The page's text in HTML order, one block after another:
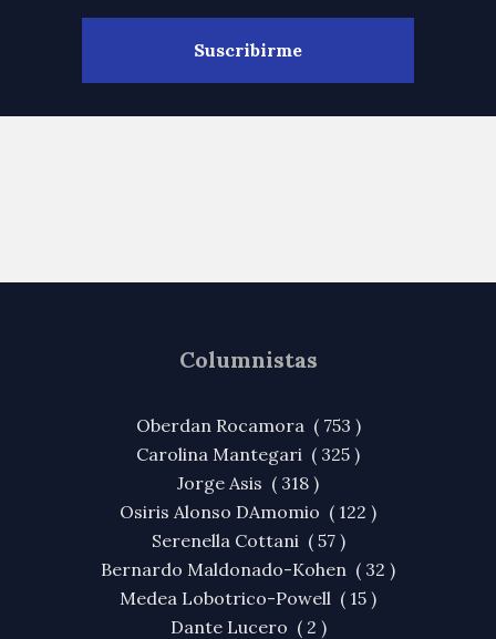
Columnistas
Oberdan Rocamora ( 753 )
Carolina Mantegari ( 325 )
Jorge Asis ( 318 )
Osiris Alonso DAmomio ( 122 )
Serenella Cottani ( 57 )
Bernardo Maldonado-Kohen ( 32 )
Medea Lobotrico-Powell ( 15 )
Dante Lucero ( 2 )